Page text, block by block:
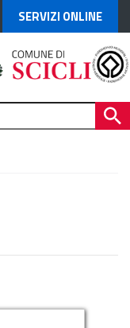
SERVIZI ONLINE